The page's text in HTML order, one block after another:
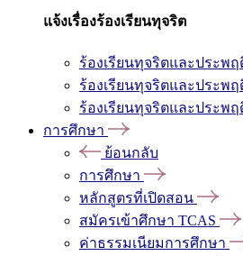
แจ้งเรื่องร้องเรียนทุจริต
ร้องเรียนทุจริตและประพ
ร้องเรียนทุจริตและประพ
ร้องเรียนทุจริตและประพ
การศึกษา
ย้อนกลับ
การศึกษา
หลักสูตรที่เปิดสอน
สมัครเข้าศึกษา TCAS
ค่าธรรมเนียมการศึกษา